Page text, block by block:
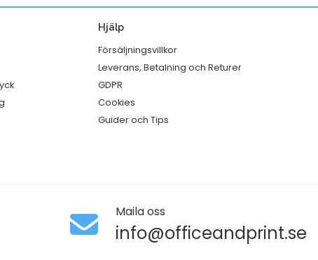
vit
mängd
246/krt
Hjälp
Försäljningsvillkor
Leverans, Betalning och Returer
GDPR
Cookies
Guider och Tips
Maila oss
info@officeandprint.se